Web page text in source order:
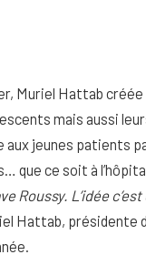
Muriel Hattab
mais aussi
aux jeunes patients
ce soit à
Roussy. L’idée
Hattab, présidente
Peau
utiliser